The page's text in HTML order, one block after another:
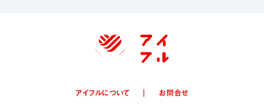
アイフルについて お問合せ